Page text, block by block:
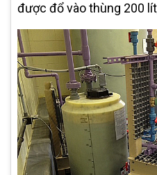
được đổ vào thùng 200